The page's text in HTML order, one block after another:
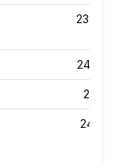
238,48
244,23
245,11
245,18